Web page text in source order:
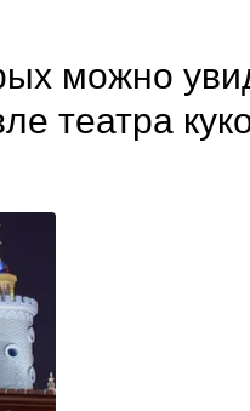
можно
театра